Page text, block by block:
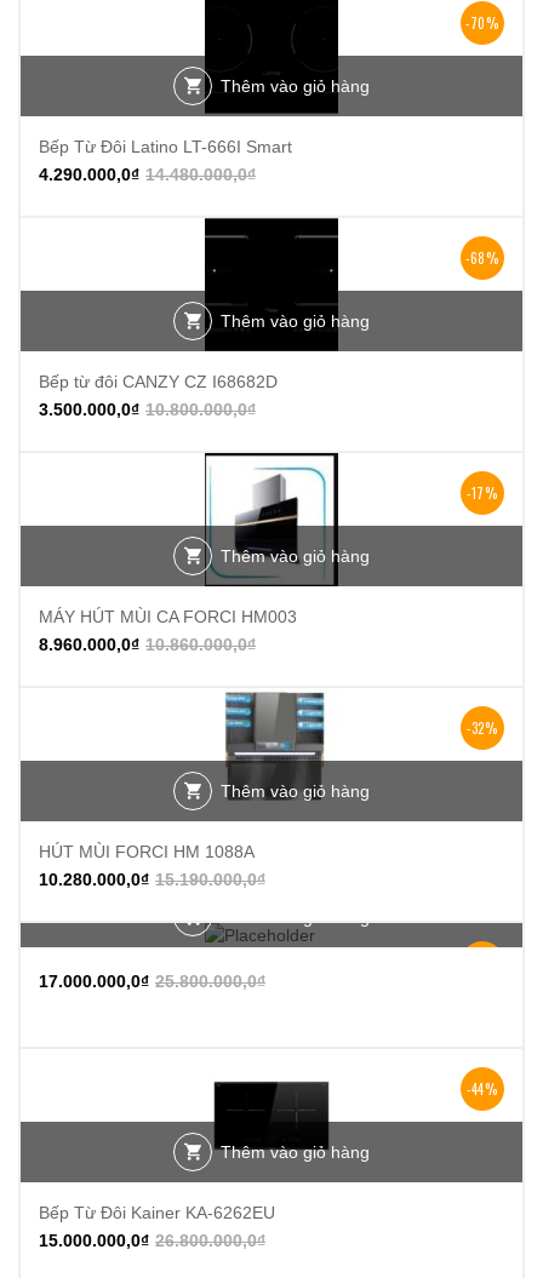
-70%
Thêm vào giỏ hàng
Bếp Từ Đôi Latino LT-666I Smart
14.480.000,0₫
4.290.000,0₫
-68%
Thêm vào giỏ hàng
Bếp từ đôi CANZY CZ I68682D
10.800.000,0₫
3.500.000,0₫
-17%
Thêm vào giỏ hàng
MÁY HÚT MÙI CA FORCI HM003
10.860.000,0₫
8.960.000,0₫
-32%
Thêm vào giỏ hàng
HÚT MÙI FORCI HM 1088A
15.190.000,0₫
10.280.000,0₫
25.800.000,0₫
17.000.000,0₫
-44%
Thêm vào giỏ hàng
Bếp Từ Đôi Kainer KA-6262EU
26.800.000,0₫
15.000.000,0₫